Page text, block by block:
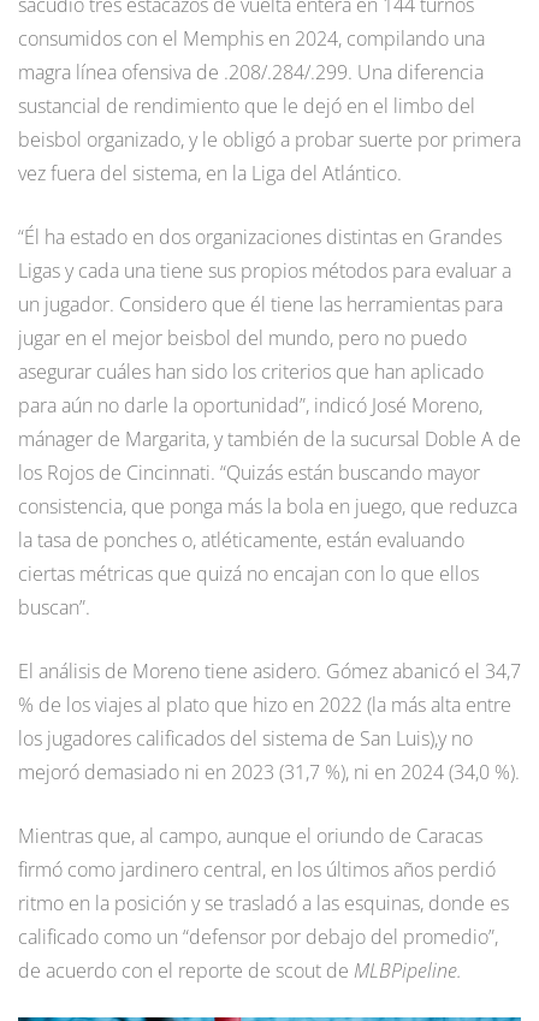
consumidos con el Memphis en 2024, compilando una
magra línea ofensiva de .208/.284/.299. Una diferencia
sustancial de rendimiento que le dejó en el limbo del
beisbol organizado, y le obligó a probar suerte por primera
vez fuera del sistema, en la Liga del Atlántico.
“Él ha estado en dos organizaciones distintas en Grandes
Ligas y cada una tiene sus propios métodos para evaluar a
un jugador. Considero que él tiene las herramientas para
jugar en el mejor beisbol del mundo, pero no puedo
asegurar cuáles han sido los criterios que han aplicado
para aún no darle la oportunidad”, indicó José Moreno,
mánager de Margarita, y también de la sucursal Doble A de
los Rojos de Cincinnati. “Quizás están buscando mayor
consistencia, que ponga más la bola en juego, que reduzca
la tasa de ponches o, atléticamente, están evaluando
ciertas métricas que quizá no encajan con lo que ellos
buscan”.
El análisis de Moreno tiene asidero. Gómez abanicó el 34,7
% de los viajes al plato que hizo en 2022 (la más alta entre
los jugadores calificados del sistema de San Luis),y no
mejoró demasiado ni en 2023 (31,7 %), ni en 2024 (34,0 %).
Mientras que, al campo, aunque el oriundo de Caracas
firmó como jardinero central, en los últimos años perdió
ritmo en la posición y se trasladó a las esquinas, donde es
calificado como un “defensor por debajo del promedio”,
de acuerdo con el reporte de scout de MLBPipeline.